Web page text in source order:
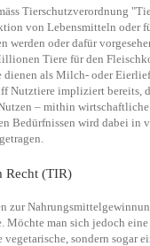
Tierschutzverordnung
von Lebensmitteln oder
werden oder dafür
Tiere für den
als Milch- oder
Nutztiere impliziert bereits,
– mithin wirtschaftliche
Bedürfnissen wird dabei
Recht (TIR)
zur
Möchte man sich jedoch eine
sondern sogar